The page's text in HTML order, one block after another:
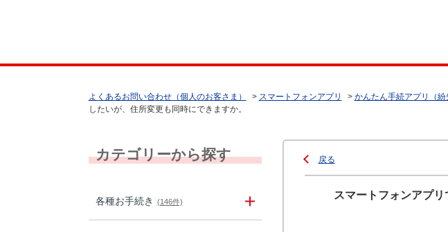
よくあるお問い合わせ（個人のお客さま） > スマートフォンアプリ > かんたん手続アプリ（紛
したいが、住所変更も同時にできますか。
カテゴリーから探す
各種お手続き (146件)
戻る
スマートフォンアプ